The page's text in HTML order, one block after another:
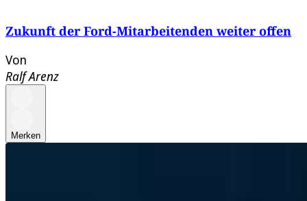
Zukunft der Ford-Mitarbeitenden weiter offen
Von
Ralf Arenz
Merken